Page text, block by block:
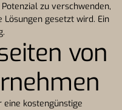
zu verschwenden,
gesetzt wird. Ein
von
eine kostengünstige